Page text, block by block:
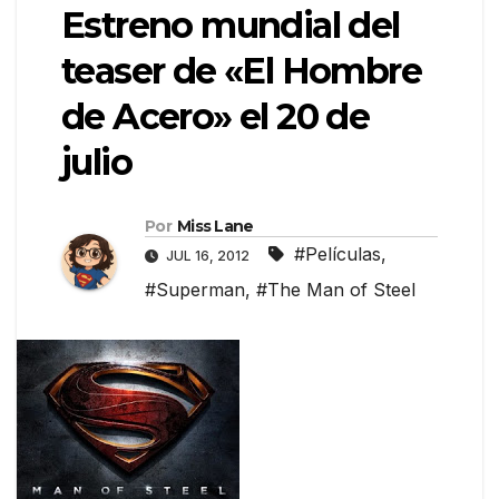
Estreno mundial del
teaser de «El Hombre
de Acero» el 20 de
julio
Por Miss Lane
JUL 16, 2012 #Películas,
#Superman, #The Man of Steel